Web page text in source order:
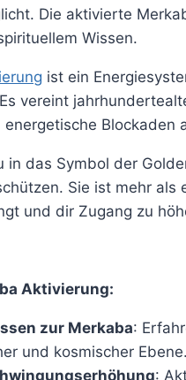
Die aktivierte
Wissen.
ist ein
vereint
Blockaden
in das Symbol der
Sie ist mehr
und dir Zugang zu
Aktivierung:
zur Merkaba:
und kosmischer Ebene.
: